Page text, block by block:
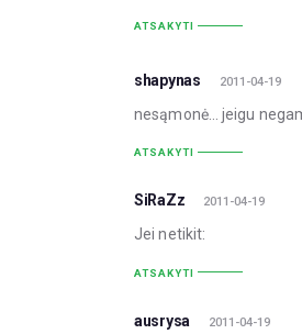
ATSAKYTI
shapynas 2011-04-19
nesąmonė… jeigu
ATSAKYTI
SiRaZz 2011-04-19
Jei netikit:
ATSAKYTI
ausrysa 2011-04-19